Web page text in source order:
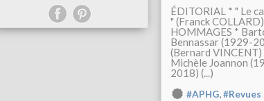
ÉDITORIAL * " Le
" (Franck
HOMMAGES *
Bennassar (1929-
(Bernard VINCENT)
Michèle Joannon
2018) (...)
#APHG,#Revues